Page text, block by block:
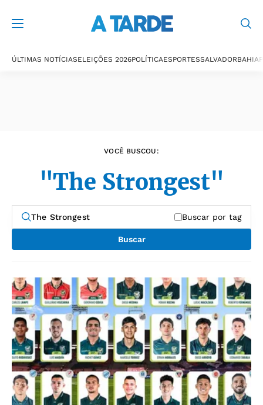
ÚLTIMAS NOTÍCIASELEIÇÕES 2026POLÍTICAESPORTESSALVADORBAHIA
VOCÊ BUSCOU:
"The Strongest"
Buscar por tag
Buscar